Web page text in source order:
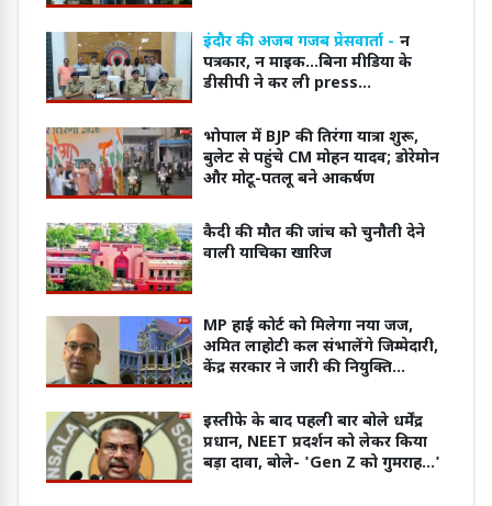
इंदौर की अजब गजब प्रेसवार्ता - न
पत्रकार, न माइक...बिना मीडिया के
डीसीपी ने कर ली press
भोपाल में BJP की तिरंगा यात्रा शुरू,
बुलेट से पहुंचे CM मोहन यादव; डोरेमोन
और मोटू-पतलू बने आकर्षण
कैदी की मौत की जांच को चुनौती देने
वाली याचिका खारिज
MP हाई कोर्ट को मिलेगा नया जज,
अमित लाहोटी कल संभालेंगे जिम्मेदारी,
केंद्र सरकार ने जारी की नियुक्ति
इस्तीफे के बाद पहली बार बोले धर्मेंद्र
प्रधान, NEET प्रदर्शन को लेकर किया
बड़ा दावा, बोले- 'Gen Z को गुमराह...'